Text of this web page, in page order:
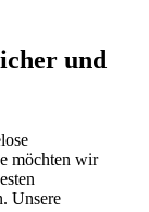
und
möchten wir
Unsere